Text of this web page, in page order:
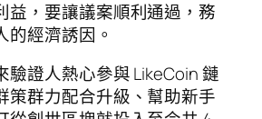
益，要讓議案順利通過，務
的經濟誘因。
驗證人熱心參與 LikeCoin 鏈
策群力配合升級、幫助新手